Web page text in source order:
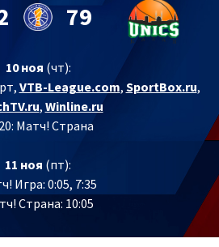
79
10 ноя (чт):
VTB-League.com, SportBox.ru,
, Winline.ru
Матч! Страна
11 ноя (пт):
Игра: 0:05, 7:35
Страна: 10:05